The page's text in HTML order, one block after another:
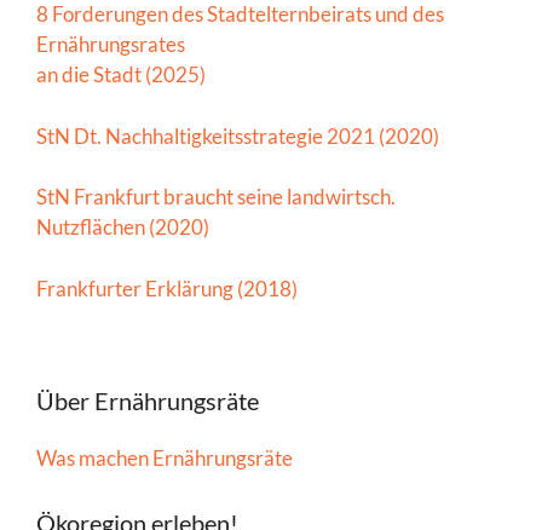
8 Forderungen des Stadtelternbeirats und des
Ernährungsrates
an die Stadt (2025)
StN Dt. Nachhaltigkeitsstrategie 2021 (2020)
StN Frankfurt braucht seine landwirtsch.
Nutzflächen (2020)
Frankfurter Erklärung (2018)
Über Ernährungsräte
Was machen Ernährungsräte
Ökoregion erleben!